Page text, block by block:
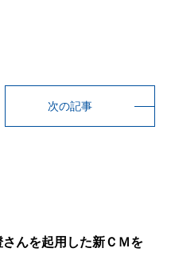
次の記事
んを起用した新ＣＭを